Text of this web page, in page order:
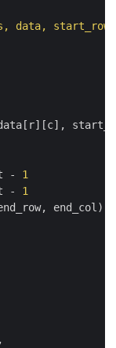
data,
-
1
-
1
end_col)